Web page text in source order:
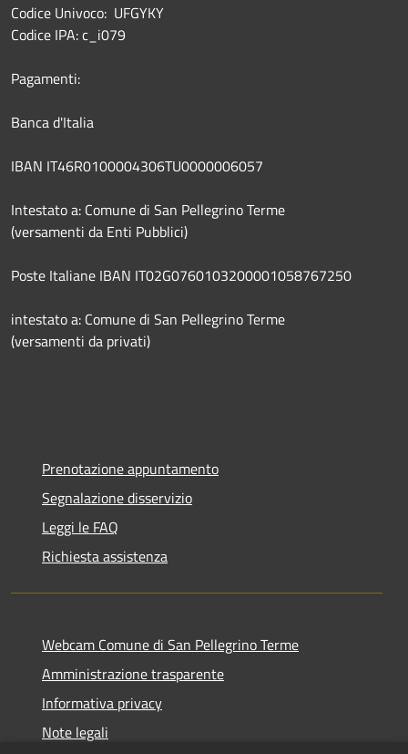
Codice Univoco: UFGYKY
Codice IPA: c_i079
Pagamenti:
Banca d'Italia
IBAN IT46R0100004306TU0000006057
Intestato a: Comune di San Pellegrino Terme
(versamenti da Enti Pubblici)
Poste Italiane IBAN IT02G0760103200001058767250
intestato a: Comune di San Pellegrino Terme
(versamenti da privati)
Prenotazione appuntamento
Segnalazione disservizio
Leggi le FAQ
Richiesta assistenza
Webcam Comune di San Pellegrino Terme
Amministrazione trasparente
Informativa privacy
Note legali